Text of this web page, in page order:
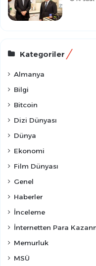
Kategoriler
Almanya
Bilgi
Bitcoin
Dizi Dünyası
Dünya
Ekonomi
Film Dünyası
Genel
Haberler
İnceleme
İnternetten Para
Memurluk
MSÜ